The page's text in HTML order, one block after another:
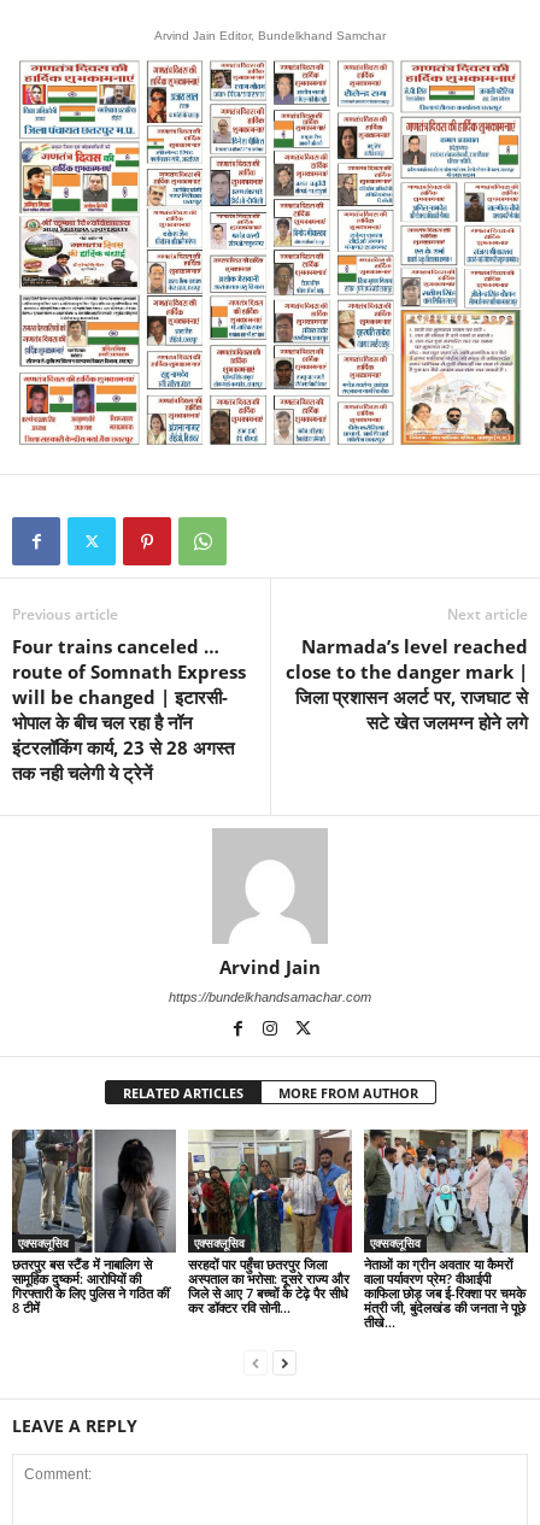
Arvind Jain Editor, Bundelkhand Samchar
Previous article
Four trains canceled …
route of Somnath Express
will be changed | इटारसी-
भोपाल के बीच चल रहा है नॉन
इंटरलॉकिंग कार्य, 23 से 28 अगस्त
तक नही चलेगी ये ट्रेनें
Next article
Narmada’s level reached
close to the danger mark |
जिला प्रशासन अलर्ट पर, राजघाट से
सटे खेत जलमग्न होने लगे
Arvind Jain
https://bundelkhandsamachar.com
RELATED ARTICLES MORE FROM AUTHOR
एक्सक्लूसिव
छतरपुर बस स्टैंड में नाबालिग से
सामूहिक दुष्कर्म: आरोपियों की
गिरफ्तारी के लिए पुलिस ने गठित कीं
8 टीमें
एक्सक्लूसिव
सरहदों पार पहुँचा छतरपुर जिला
अस्पताल का भरोसा: दूसरे राज्य और
जिले से आए 7 बच्चों के टेढ़े पैर सीधे
कर डॉक्टर रवि सोनी...
एक्सक्लूसिव
नेताओं का ग्रीन अवतार या कैमरों
वाला पर्यावरण प्रेम? वीआईपी
काफिला छोड़ जब ई-रिक्शा पर चमके
मंत्री जी, बुंदेलखंड की जनता ने पूछे
तीखे...
LEAVE A REPLY